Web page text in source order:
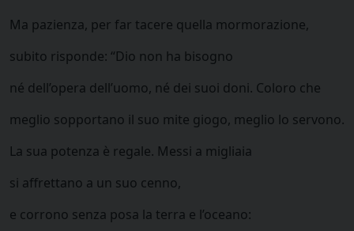
Ma pazienza, per far tacere quella mormorazione,
subito risponde: “Dio non ha bisogno
né dell’opera dell’uomo, né dei suoi doni. Coloro che
meglio sopportano il suo mite giogo, meglio lo servono.
La sua potenza è regale. Messi a migliaia
si affrettano a un suo cenno,
e corrono senza posa la terra e l’oceano: